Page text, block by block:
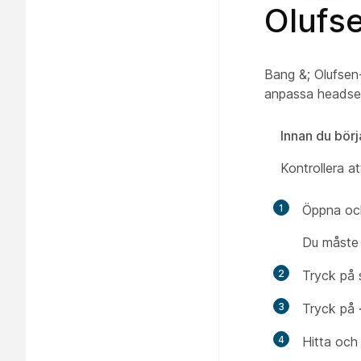
Bang &;
anpassa
Innan du
Kontrollera
1
Öppna
Du
2 Tryck på
3 Tryck på
4 Hitta och